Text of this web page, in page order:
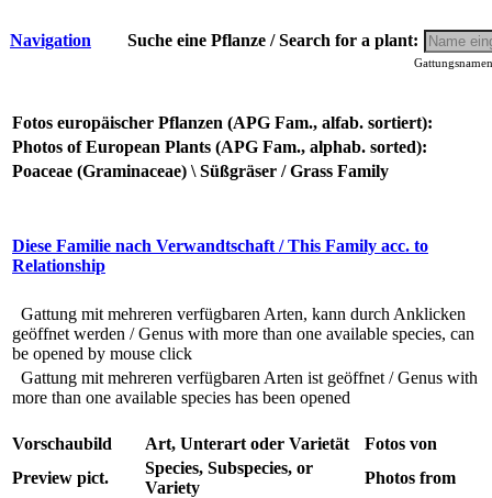
Navigation Suche eine Pflanze / Search for a plant:
Fotos europäischer Pflanzen (APG Fam., alfab. sortiert):
Photos of European Plants (APG Fam., alphab. sorted):
Poaceae (Graminaceae) \ Süßgräser / Grass Family
Diese Familie nach Verwandtschaft / This Family acc. to
Relationship
Gattung mit mehreren verfügbaren Arten, kann durch Anklicken
geöffnet werden / Genus with more than one available species, can
be opened by mouse click
Gattung mit mehreren verfügbaren Arten ist geöffnet / Genus with
more than one available species has been opened
Vorschaubild Art, Unterart oder Varietät
Fotos von
Preview pict.
Species, Subspecies, or
Variety
Photos from